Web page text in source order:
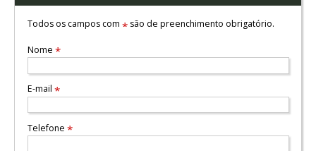
Todos os campos com *são de preenchimento obrigatório.
Nome *
E-mail *
Telefone *